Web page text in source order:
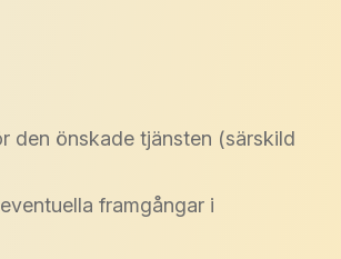
den önskade tjänsten (särskild
framgångar i